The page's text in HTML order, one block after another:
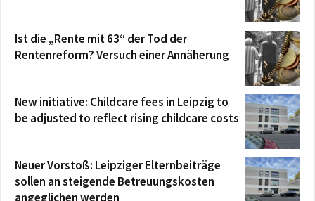
Ist die „Rente mit 63“ der Tod der
Rentenreform? Versuch einer Annäherung
New initiative: Childcare fees in Leipzig to
be adjusted to reflect rising childcare costs
Neuer Vorstoß: Leipziger Elternbeiträge
sollen an steigende Betreuungskosten
angeglichen werden